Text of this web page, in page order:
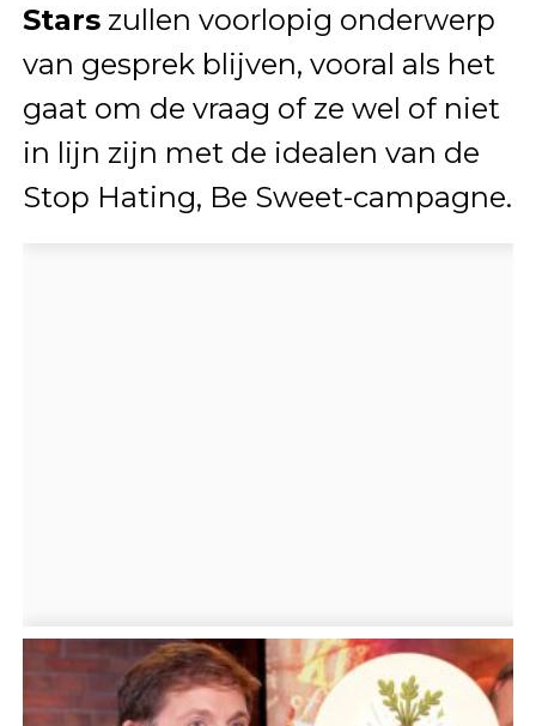
Starszullen voorlopig onderwerp
van gesprek blijven, vooral als het
gaat om de vraag of ze wel of niet
in lijn zijn met de idealen van de
Stop Hating, Be Sweet-campagne.